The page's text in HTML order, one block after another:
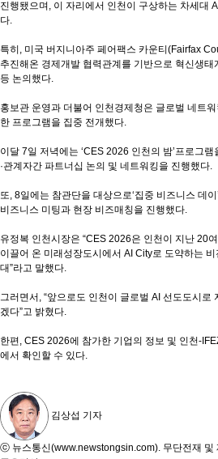
진행됐으며, 이 자리에서 인천이 구상하는 차세대
다.
특히, 미국 버지니아주 페어팩스 카운티(Fairfax
추진해온 경제개발 협력관계를 기반으로 혁신생
등 논의했다.
홍보관 운영과 더불어 인천경제청은 글로벌 네트
한 프로그램을 집중 전개했다.
이달 7일 저녁에는 ‘CES 2026 인천의 밤’프로그
·관계자간 파트너십 논의 및 네트워킹을 진행했다.
또, 8일에는 참관단을 대상으로‘집중 비즈니스 데
비즈니스 미팅과 현장 비즈매칭을 진행했다.
유정복 인천시장은 “CES 2026은 인천이 지난 20
이끌어 온 미래성장도시에서 AI City로 도약하는
대”라고 말했다.
그러면서, “앞으로도 인천이 글로벌 AI 선도도시로
겠다”고 밝혔다.
한편, CES 2026에 참가한 기업의 정보 및 인천-
에서 확인할 수 있다.
김상섭 기자
ⓒ 뉴스통신(www.newstongsin.com). 무단전재 및